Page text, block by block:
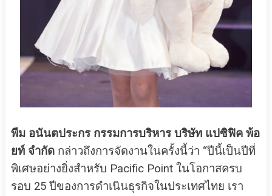
พีม อนันตประกร กรรมการบริหาร บริษัท แปซิฟิค พ้อ
ยท์ จำกัดกล่าวถึงการจัดงานในครั้งนี้ว่า “ปีนี้เป็นปีที่
พิเศษอย่างยิ่งสำหรับ Pacific Point ในโอกาสครบ
รอบ 25 ปีของการดำเนินธุรกิจในประเทศไทย เรา